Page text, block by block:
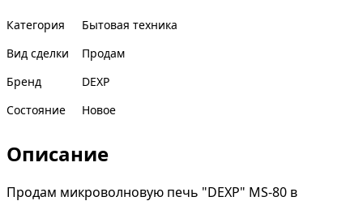
Категория
Бытовая техника
Вид сделки
Продам
Бренд
DEXP
Состояние
Новое
Описание
Продам микроволновую печь "DEXP" MS-80 в